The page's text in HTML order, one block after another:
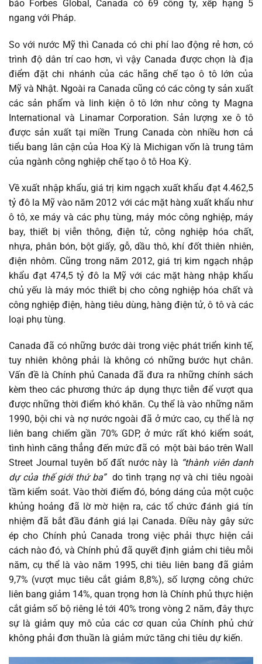
báo Forbes Global, Canada có 69 công ty, xếp hạng 5
ngang với Pháp.
So với nước Mỹ thì Canada có chi phí lao động rẻ hơn, có
trình độ dân trí cao hơn, vì vậy Canada được chọn là địa
điểm đặt chi nhánh của các hãng chế tạo ô tô lớn của
Mỹ và Nhật. Ngoài ra Canada cũng có các công ty sản xuất
các sản phẩm và linh kiện ô tô lớn như công ty Magna
International và Linamar Corporation. Sản lượng xe ô tô
được sản xuất tại miền Trung Canada còn nhiều hơn cả
tiểu bang lân cận của Hoa Kỳ là Michigan vốn là trung tâm
của ngành công nghiệp chế tạo ô tô Hoa Kỳ.
Về xuất nhập khẩu, giá trị kim ngạch xuất khẩu đạt 4.462,5
tỷ đô la Mỹ vào năm 2012 với các mặt hàng xuất khẩu như
ô tô, xe máy và các phụ tùng, máy móc công nghiệp, máy
bay, thiết bị viễn thông, điện tử, công nghiệp hóa chất,
nhựa, phân bón, bột giấy, gỗ, dầu thô, khí đốt thiên nhiên,
điện nhôm. Cũng trong năm 2012, giá trị kim ngạch nhập
khẩu đạt 474,5 tỷ đô la Mỹ với các mặt hàng nhập khẩu
chủ yếu là máy móc thiết bị cho công nghiệp hóa chất và
công nghiệp điện, hàng tiêu dùng, hàng điện tử, ô tô và các
loại phụ tùng.
Canada đã có những bước dài trong việc phát triển kinh tế,
tuy nhiên không phải là không có những bước hụt chân.
Vấn đề là Chính phủ Canada đã đưa ra những chính sách
kèm theo các phương thức áp dụng thực tiễn để vượt qua
được những thời điểm khó khăn. Cụ thể là vào những năm
1990, bội chi và nợ nước ngoài đã ở mức cao, cụ thể là nợ
liên bang chiếm gần 70% GDP, ở mức rất khó kiểm soát,
tình hình căng thẳng đến mức đã có một bài báo trên Wall
Street Journal tuyên bố đất nước này là “thành viên danh
dự của thế giới thứ ba” do tình trạng nợ và chi tiêu ngoài
tầm kiểm soát. Vào thời điểm đó, bóng dáng của một cuộc
khủng hoảng đã lờ mờ hiện ra, các tổ chức đánh giá tín
nhiệm đã bắt đầu đánh giá lại Canada. Điều này gây sức
ép cho Chính phủ Canada trong việc phải thực hiện cải
cách nào đó, và Chính phủ đã quyết định giảm chi tiêu mỗi
năm, cụ thể là vào năm 1995, chi tiêu liên bang đã giảm
9,7% (vượt mục tiêu cắt giảm 8,8%), số lượng công chức
liên bang giảm 14%, quan trọng hơn là Chính phủ thực hiện
cắt giảm số bộ riêng lẻ tới 40% trong vòng 2 năm, đây thực
sự là giảm quy mô của các cơ quan của Chính phủ chứ
không phải đơn thuần là giảm mức tăng chi tiêu dự kiến.